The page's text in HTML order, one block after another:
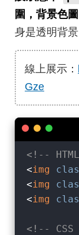
圍，背景色
身是透明背
線上展示：
Gze
<!--
<img
<img
<img
<!-- CSS